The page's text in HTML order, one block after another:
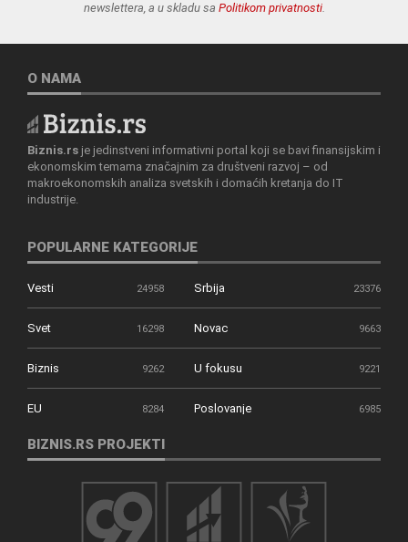
newslettera, a u skladu sa Politikom privatnosti.
O NAMA
Biznis.rs je jedinstveni informativni portal koji se bavi finansijskim i
ekonomskim temama značajnim za društveni razvoj – od
makroekonomskih analiza svetskih i domaćih kretanja do IT
industrije.
POPULARNE KATEGORIJE
Vesti 24958 Srbija 23376
Svet 16298 Novac 9663
Biznis 9262 U fokusu 9221
EU 8284 Poslovanje 6985
BIZNIS.RS PROJEKTI